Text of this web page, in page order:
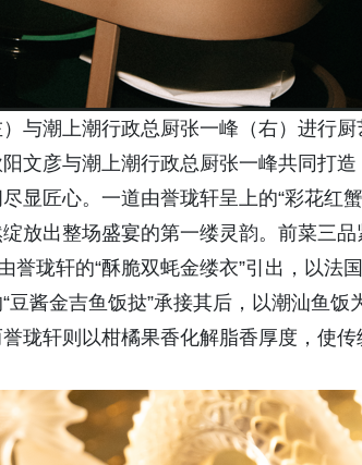
与潮上潮行政总厨张一峰（右）进行厨
文彦与潮上潮行政总厨张一峰共同打
显匠心。一道由誉珑轩呈上的“彩花红
放出整场盛宴的第一缕灵韵。前菜三品
誉珑轩的“酥脆双蚝金缕衣”引出，以法
酱金吉鱼饭挞”承接其后，以潮汕鱼饭
珑轩则以柑橘果香化解脂香厚度，使